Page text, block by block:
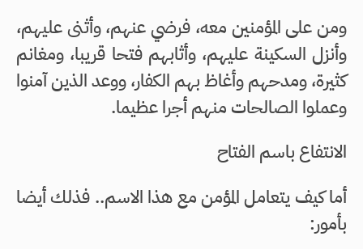
ومن على المؤمنين معه، فرضي عنهم، وأثنى عليهم،
وأنزل السكينة عليهم، وأثابهم فتحا قريبا، ومغانم
كثيرة، ومدحهم وأغاظ بهم الكفار، ووعد الذين آمنوا
وعملوا الصالحات منهم أجرا عظيما.
الانتفاع باسم الفتاح
أما كيف يتعامل المؤمن مع هذا الاسم.. فذلك أيضا
بأمور: